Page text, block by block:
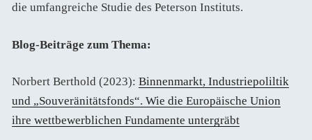
die umfangreiche Studie des Peterson Instituts.
Blog-Beiträge zum Thema:
Norbert Berthold (2023): Binnenmarkt, Industriepoliltik
und „Souveränitätsfonds“. Wie die Europäische Union
ihre wettbewerblichen Fundamente untergräbt